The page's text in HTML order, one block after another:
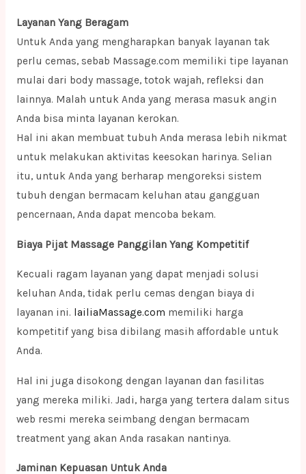
Layanan Yang Beragam
Untuk Anda yang mengharapkan banyak layanan tak
perlu cemas, sebab Massage.com memiliki tipe layanan
mulai dari body massage, totok wajah, refleksi dan
lainnya. Malah untuk Anda yang merasa masuk angin
Anda bisa minta layanan kerokan.
Hal ini akan membuat tubuh Anda merasa lebih nikmat
untuk melakukan aktivitas keesokan harinya. Selian
itu, untuk Anda yang berharap mengoreksi sistem
tubuh dengan bermacam keluhan atau gangguan
pencernaan, Anda dapat mencoba bekam.
Biaya Pijat Massage Panggilan Yang Kompetitif
Kecuali ragam layanan yang dapat menjadi solusi
keluhan Anda, tidak perlu cemas dengan biaya di
layanan ini. lailiaMassage.com memiliki harga
kompetitif yang bisa dibilang masih affordable untuk
Anda.
Hal ini juga disokong dengan layanan dan fasilitas
yang mereka miliki. Jadi, harga yang tertera dalam situs
web resmi mereka seimbang dengan bermacam
treatment yang akan Anda rasakan nantinya.
Jaminan Kepuasan Untuk Anda